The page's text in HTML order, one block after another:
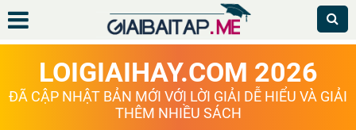
LOIGIAIHAY.COM 2026
ĐÃ CẬP NHẬT BẢN MỚI VỚI LỜI GIẢI DỄ HIỂU VÀ GIẢI
THÊM NHIỀU SÁCH